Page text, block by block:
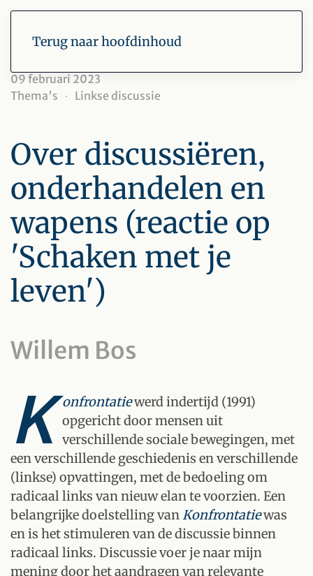
Terug naar hoofdinhoud
09 februari 2023
Thema's
Linkse discussie
Over discussiëren,
onderhandelen en
wapens (reactie op
'Schaken met je
leven')
Willem Bos
K onfrontatiewerd indertijd (1991)
opgericht door mensen uit
verschillende sociale bewegingen, met
een verschillende geschiedenis en verschillende
(linkse) opvattingen, met de bedoeling om
radicaal links van nieuw elan te voorzien. Een
belangrijke doelstelling vanKonfrontatiewas
en is het stimuleren van de discussie binnen
radicaal links. Discussie voer je naar mijn
mening door het aandragen van relevante